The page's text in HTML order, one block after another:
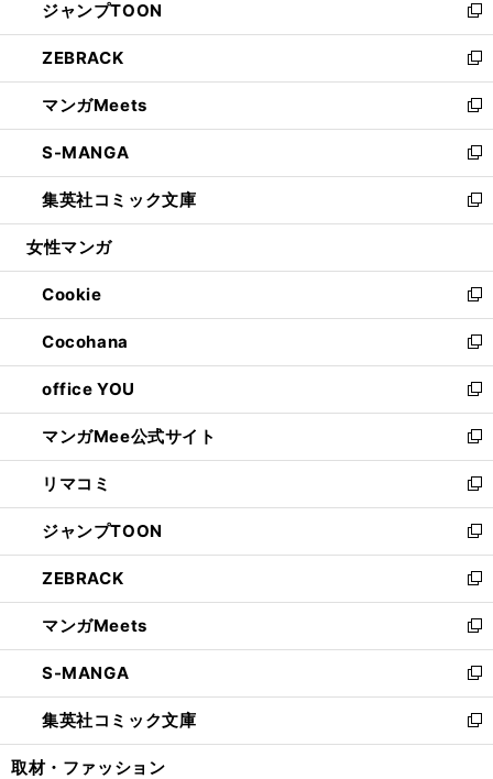
く
で
開
く
ド
ウ
で
開
く
ィ
ン
ド
ウ
で
開
く
い
ウ
ィ
ン
ド
ウ
で
開
く
ジャンプTOON
新
し
い
ウ
ィ
ン
ド
ウ
で
開
ZEBRACK
新
し
い
ウ
ィ
ン
ド
ウ
開
く
マンガMeets
新
し
い
ウ
ィ
ン
ウ
で
開
く
S-MANGA
新
し
い
ウ
ン
ド
ウ
で
開
く
集英社コミック文庫
新
し
ウ
ィ
ン
ド
ウ
で
開
く
女性マンガ
Cookie
新
し
い
ウ
ィ
ン
ド
ウ
で
開
く
Cocohana
新
し
い
ウ
ィ
ン
ド
ウ
で
開
く
office YOU
新
し
い
ウ
ィ
ン
ド
ウ
で
開
く
マンガMee公式サイト
新
し
い
ウ
ィ
ン
ド
ウ
で
開
く
リマコミ
新
し
い
ウ
ィ
ン
ド
ウ
で
開
く
ジャンプTOON
新
し
い
ウ
ィ
ン
ド
ウ
で
開
ZEBRACK
新
し
い
ウ
ィ
ン
ド
ウ
マンガMeets
新
し
い
ウ
ィ
ン
S-MANGA
新
し
い
ウ
集英社コミック文庫
新
し
取材・ファッション